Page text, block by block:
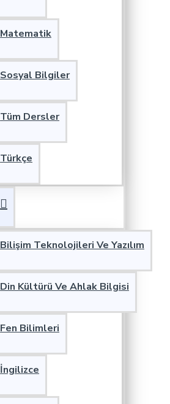
Matematik
Sosyal Bilgiler
Tüm Dersler
Türkçe
Bilişim Teknolojileri Ve Yazılım
Din Kültürü Ve Ahlak Bilgisi
Fen Bilimleri
İngilizce